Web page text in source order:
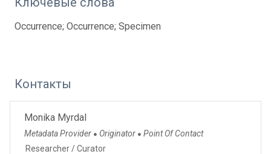
Occurrence; Occurrence; Specimen
Контакты
Monika Myrdal
Metadata Provider ● Originator ● Point Of Contact
Researcher / Curator